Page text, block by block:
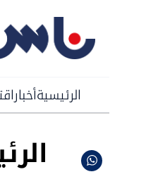
الرئيسيةأخبار